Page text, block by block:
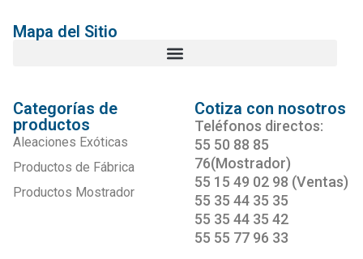
Mapa del Sitio
Categorías de
productos
Aleaciones Exóticas
Productos de Fábrica
Productos Mostrador
Cotiza con nosotros
Teléfonos directos:
55 50 88 85
76(Mostrador)
55 15 49 02 98 (Ventas)
55 35 44 35 35
55 35 44 35 42
55 55 77 96 33